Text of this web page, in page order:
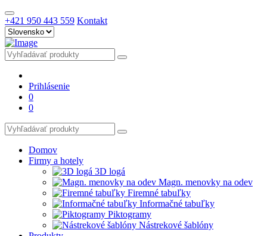
+421 950 443 559 Kontakt
Prihlásenie
0
0
Domov
Firmy a hotely
3D logá
Magn. menovky na odev
Firemné tabuľky
Informačné tabuľky
Piktogramy
Nástrekové šablóny